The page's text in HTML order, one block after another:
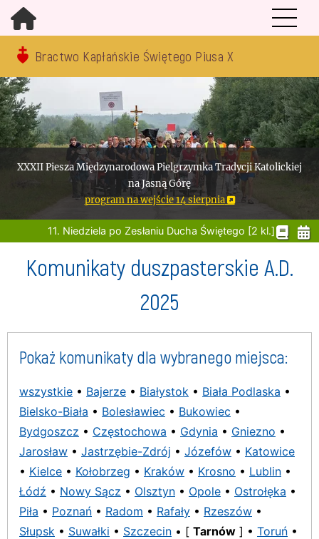
Bractwo Kapłańskie Świętego Piusa X
XXXII Piesza Międzynarodowa Pielgrzymka Tradycji Katolickiej
na Jasną Górę
program na wejście 14 sierpnia
11. Niedziela po Zesłaniu Ducha Świętego [2 kl.]
Komunikaty duszpasterskie A.D.
2025
Pokaż komunikaty dla wybranego miejsca:
wszystkie • Bajerze • Białystok • Biała Podlaska •
Bielsko-Biała • Bolesławiec • Bukowiec •
Bydgoszcz • Częstochowa • Gdynia • Gniezno •
Jarosław • Jastrzębie-Zdrój • Józefów • Katowice
• Kielce • Kołobrzeg • Kraków • Krosno • Lublin •
Łódź • Nowy Sącz • Olsztyn • Opole • Ostrołęka •
Piła • Poznań • Radom • Rafały • Rzeszów •
Słupsk • Suwałki • Szczecin • [ Tarnów ] • Toruń •